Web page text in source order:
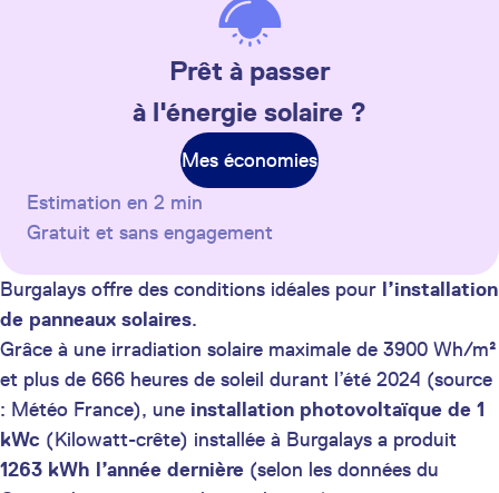
Prêt à passer
à l'énergie solaire ?
Mes économies
Estimation en 2 min
Gratuit et sans engagement
Burgalays offre des conditions idéales pour l’installation
de panneaux solaires.
Grâce à une irradiation solaire maximale de 3900 Wh/m²
et plus de 666 heures de soleil durant l’été 2024 (source
: Météo France), une installation photovoltaïque de 1
kWc (Kilowatt-crête) installée à Burgalays a produit
1263 kWh l’année dernière (selon les données du